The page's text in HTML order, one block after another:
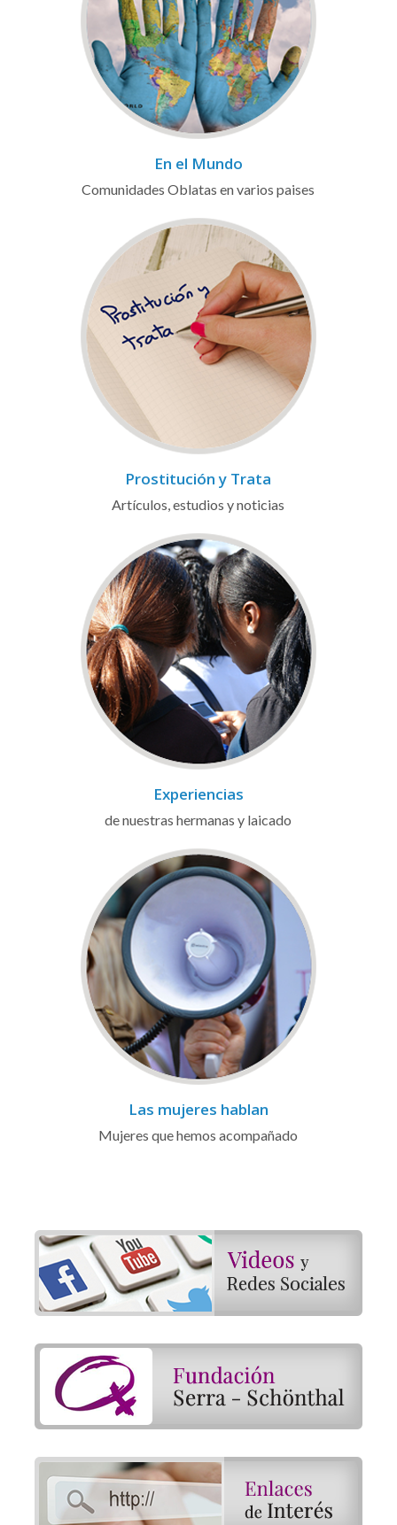
En el Mundo
Comunidades Oblatas en varios paises
Prostitución y Trata
Artículos, estudios y noticias
Experiencias
de nuestras hermanas y laicado
Las mujeres hablan
Mujeres que hemos acompañado